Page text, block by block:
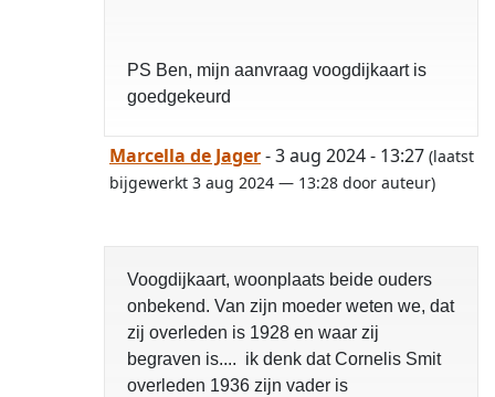
PS Ben, mijn aanvraag voogdijkaart is
goedgekeurd
Marcella de Jager- 3 aug 2024 - 13:27 (laatst
bijgewerkt 3 aug 2024 — 13:28 door auteur)
Voogdijkaart, woonplaats beide ouders
onbekend. Van zijn moeder weten we, dat
zij overleden is 1928 en waar zij
begraven is.... ik denk dat Cornelis Smit
overleden 1936 zijn vader is